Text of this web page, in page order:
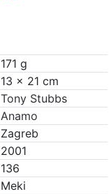
171 g
13 × 21 cm
Tony Stubbs
Anamo
Zagreb
2001
136
Meki